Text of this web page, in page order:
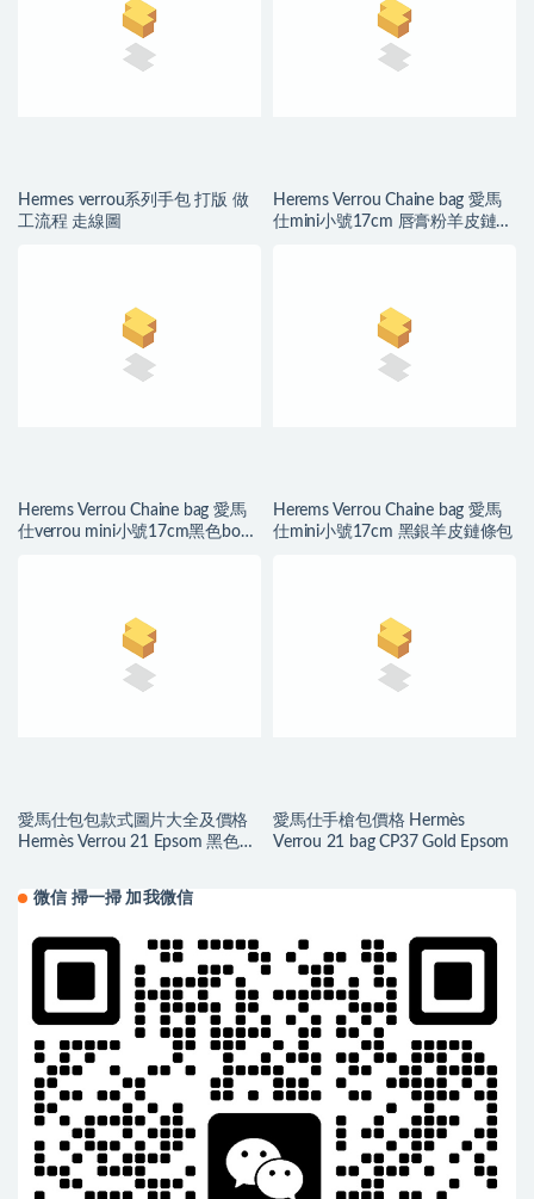
Hermes verrou系列手包 打版 做
工流程 走線圖
Herems Verrou Chaine bag 愛馬
仕mini小號17cm 唇膏粉羊皮鏈條
Herems Verrou Chaine bag 愛馬
仕verrou mini小號17cm黑色box
Herems Verrou Chaine bag 愛馬
仕mini小號17cm 黑銀羊皮鏈條包
愛馬仕包包款式圖片大全及價格
Hermès Verrou 21 Epsom 黑色
愛馬仕手槍包價格 Hermès
Verrou 21 bag CP37 Gold Epsom
微信 掃一掃 加我微信